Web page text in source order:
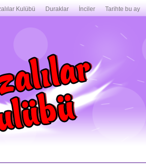
Kulübü Duraklar İnciler Tarihte bu ay